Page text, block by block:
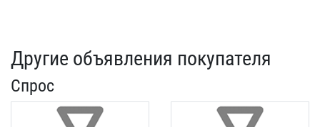
Другие объявления покупателя
Спрос